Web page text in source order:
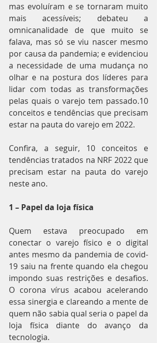
mas evoluíram e se tornaram muito
mais acessíveis; debateu a
omnicanalidade de que muito se
falava, mas só se viu nascer mesmo
por causa da pandemia; e evidenciou
a necessidade de uma mudança no
olhar e na postura dos líderes para
lidar com todas as transformações
pelas quais o varejo tem passado.10
conceitos e tendências que precisam
estar na pauta do varejo em 2022.
Confira, a seguir, 10 conceitos e
tendências tratados na NRF 2022 que
precisam estar na pauta do varejo
neste ano.
1 – Papel da loja física
Quem estava preocupado em
conectar o varejo físico e o digital
antes mesmo da pandemia de covid-
19 saiu na frente quando ela chegou
impondo suas restrições e desafios.
O corona vírus acabou acelerando
essa sinergia e clareando a mente de
quem não sabia qual seria o papel da
loja física diante do avanço da
tecnologia.